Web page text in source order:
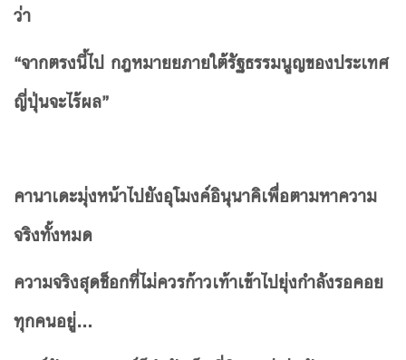
ว่า
“จากตรงนี้ไป กฎหมายยภายใต้รัฐธรรมนูญของประเทศ
ญี่ปุ่นจะไร้ผล”
คานาเดะมุ่งหน้าไปยังอุโมงค์อินุนาคิเพื่อตามหาความ
จริงทั้งหมด
ความจริงสุดช็อกที่ไม่ควรก้าวเท้าเข้าไปยุ่งกำลังรอคอย
ทุกคนอยู่…